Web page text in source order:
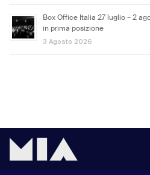
Box Office Italia 27 luglio – 2
in prima posizione
3 Agosto 2026